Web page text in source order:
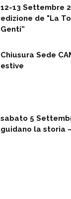
12-13 Settembre
edizione de "La
Genti”
Chiusura Sede
estive
sabato 5
guidano la storia